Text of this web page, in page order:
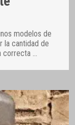
modelos de
la cantidad de
correcta